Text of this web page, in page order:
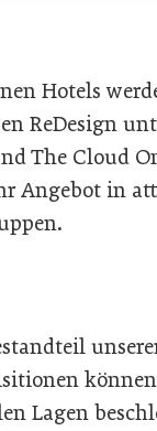
Hotels
ReDesign
The Cloud
Angebot in
Lagen